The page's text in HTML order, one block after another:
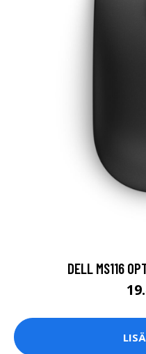
DELL MS116